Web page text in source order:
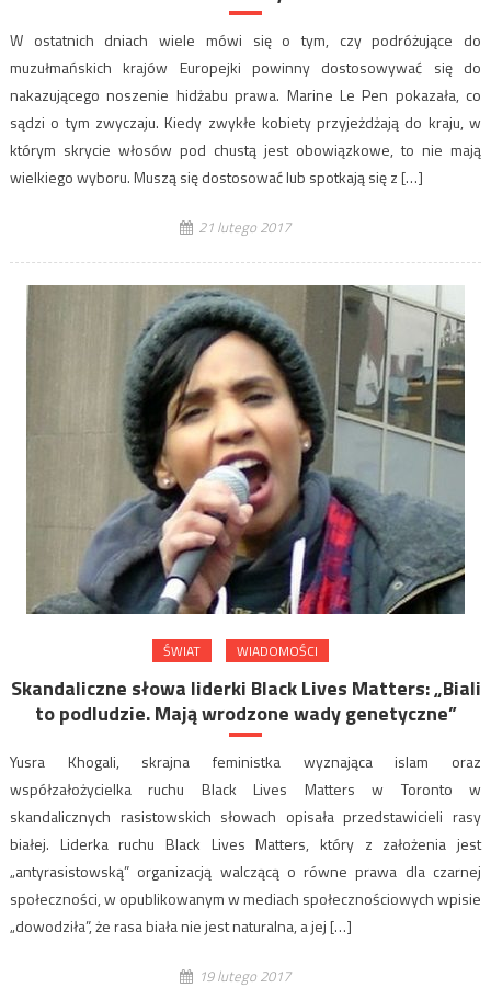
W ostatnich dniach wiele mówi się o tym, czy podróżujące do
muzułmańskich krajów Europejki powinny dostosowywać się do
nakazującego noszenie hidżabu prawa. Marine Le Pen pokazała, co
sądzi o tym zwyczaju. Kiedy zwykłe kobiety przyjeżdżają do kraju, w
którym skrycie włosów pod chustą jest obowiązkowe, to nie mają
wielkiego wyboru. Muszą się dostosować lub spotkają się z […]
21 lutego 2017
ŚWIAT WIADOMOŚCI
Skandaliczne słowa liderki Black Lives Matters: „Biali
to podludzie. Mają wrodzone wady genetyczne”
Yusra Khogali, skrajna feministka wyznająca islam oraz
współzałożycielka ruchu Black Lives Matters w Toronto w
skandalicznych rasistowskich słowach opisała przedstawicieli rasy
białej. Liderka ruchu Black Lives Matters, który z założenia jest
„antyrasistowską” organizacją walczącą o równe prawa dla czarnej
społeczności, w opublikowanym w mediach społecznościowych wpisie
„dowodziła”, że rasa biała nie jest naturalna, a jej […]
19 lutego 2017